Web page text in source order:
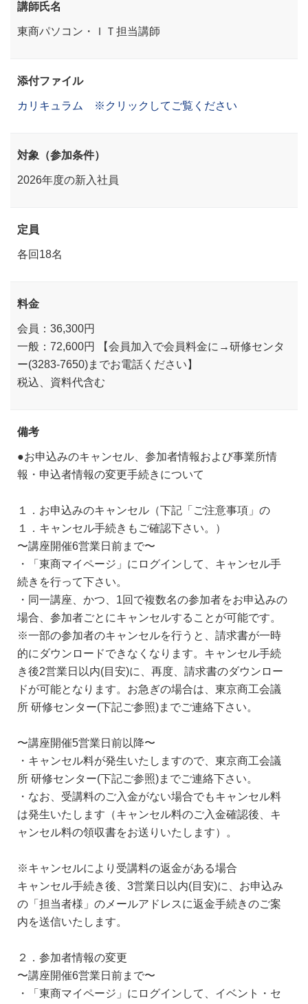
講師氏名
東商パソコン・ＩＴ担当講師
添付ファイル
カリキュラム ※クリックしてご覧ください
対象（参加条件）
2026年度の新入社員
定員
各回18名
料金
会員：36,300円
一般：72,600円 【会員加入で会員料金に→研修センタ
ー(3283-7650)までお電話ください】
税込、資料代含む
備考
●お申込みのキャンセル、参加者情報および事業所情
報・申込者情報の変更手続きについて
１．お申込みのキャンセル（下記「ご注意事項」の
１．キャンセル手続きもご確認下さい。）
〜講座開催6営業日前まで〜
・「東商マイページ」にログインして、キャンセル手
続きを行って下さい。
・同一講座、かつ、1回で複数名の参加者をお申込みの
場合、参加者ごとにキャンセルすることが可能です。
※一部の参加者のキャンセルを行うと、請求書が一時
的にダウンロードできなくなります。キャンセル手続
き後2営業日以内(目安)に、再度、請求書のダウンロー
ドが可能となります。お急ぎの場合は、東京商工会議
所 研修センター(下記ご参照)までご連絡下さい。
〜講座開催5営業日前以降〜
・キャンセル料が発生いたしますので、東京商工会議
所 研修センター(下記ご参照)までご連絡下さい。
・なお、受講料のご入金がない場合でもキャンセル料
は発生いたします（キャンセル料のご入金確認後、キ
ャンセル料の領収書をお送りいたします）。
※キャンセルにより受講料の返金がある場合
キャンセル手続き後、3営業日以内(目安)に、お申込み
の「担当者様」のメールアドレスに返金手続きのご案
内を送信いたします。
２．参加者情報の変更
〜講座開催6営業日前まで〜
・「東商マイページ」にログインして、イベント・セ